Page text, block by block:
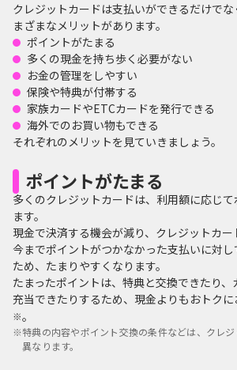
クレジットカードは支払いができるだけで
まざまなメリットがあります。
ポイントがたまる
多くの現金を持ち歩く必要がない
お金の管理をしやすい
保険や特典が付帯する
家族カードやETCカードを発行できる
海外でのお買い物もできる
それぞれのメリットを見ていきましょう。
ポイントがたまる
多くのクレジットカードは、利用額に応じ
ます。
現金で決済する機会が減り、クレジットカー
今までポイントがつかなかった支払いに対し
ため、たまりやすくなります。
たまったポイントは、特典と交換できたり
充当できたりするため、現金よりもおトク
※。
※特典の内容やポイント交換の条件などは、クレ
異なります。